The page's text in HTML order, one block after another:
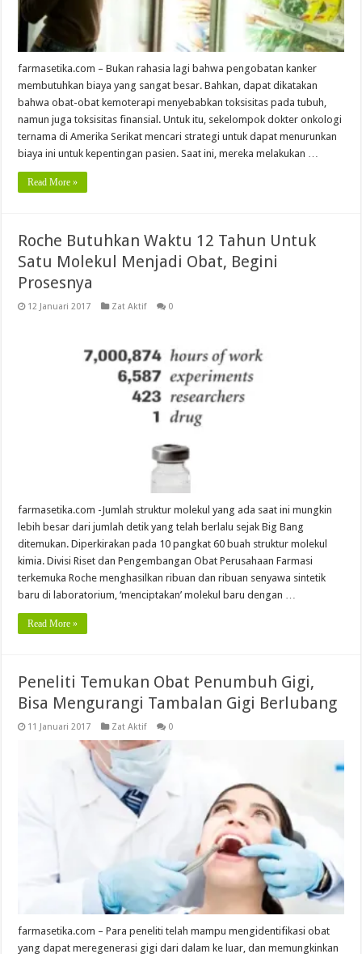
farmasetika.com – Bukan rahasia lagi bahwa pengobatan kanker
membutuhkan biaya yang sangat besar. Bahkan, dapat dikatakan
bahwa obat-obat kemoterapi menyebabkan toksisitas pada tubuh,
namun juga toksisitas finansial. Untuk itu, sekelompok dokter onkologi
ternama di Amerika Serikat mencari strategi untuk dapat menurunkan
biaya ini untuk kepentingan pasien. Saat ini, mereka melakukan …
Read More »
Roche Butuhkan Waktu 12 Tahun Untuk
Satu Molekul Menjadi Obat, Begini
Prosesnya
12 Januari 2017 Zat Aktif 0
farmasetika.com -Jumlah struktur molekul yang ada saat ini mungkin
lebih besar dari jumlah detik yang telah berlalu sejak Big Bang
ditemukan. Diperkirakan pada 10 pangkat 60 buah struktur molekul
kimia. Divisi Riset dan Pengembangan Obat Perusahaan Farmasi
terkemuka Roche menghasilkan ribuan dan ribuan senyawa sintetik
baru di laboratorium, ‘menciptakan’ molekul baru dengan …
Read More »
Peneliti Temukan Obat Penumbuh Gigi,
Bisa Mengurangi Tambalan Gigi Berlubang
11 Januari 2017 Zat Aktif 0
farmasetika.com – Para peneliti telah mampu mengidentifikasi obat
yang dapat meregenerasi gigi dari dalam ke luar, dan memungkinkan